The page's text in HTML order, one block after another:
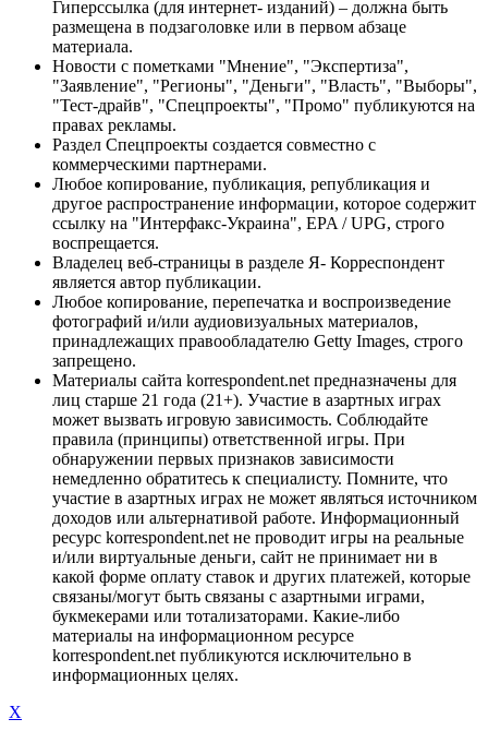
Гиперссылка (для интернет- изданий) – должна быть
размещена в подзаголовке или в первом абзаце
материала.
Новости с пометками "Мнение", "Экспертиза",
"Заявление", "Регионы", "Деньги", "Власть", "Выборы",
"Тест-драйв", "Спецпроекты", "Промо" публикуются на
правах рекламы.
Раздел Спецпроекты создается совместно с
коммерческими партнерами.
Любое копирование, публикация, републикация и
другое распространение информации, которое содержит
ссылку на "Интерфакс-Украина", EPA / UPG, строго
воспрещается.
Владелец веб-страницы в разделе Я- Корреспондент
является автор публикации.
Любое копирование, перепечатка и воспроизведение
фотографий и/или аудиовизуальных материалов,
принадлежащих правообладателю Getty Images, строго
запрещено.
Материалы сайта korrespondent.net предназначены для
лиц старше 21 года (21+). Участие в азартных играх
может вызвать игровую зависимость. Соблюдайте
правила (принципы) ответственной игры. При
обнаружении первых признаков зависимости
немедленно обратитесь к специалисту. Помните, что
участие в азартных играх не может являться источником
доходов или альтернативой работе. Информационный
ресурс korrespondent.net не проводит игры на реальные
и/или виртуальные деньги, сайт не принимает ни в
какой форме оплату ставок и других платежей, которые
связаны/могут быть связаны с азартными играми,
букмекерами или тотализаторами. Какие-либо
материалы на информационном ресурсе
korrespondent.net публикуются исключительно в
информационных целях.
X